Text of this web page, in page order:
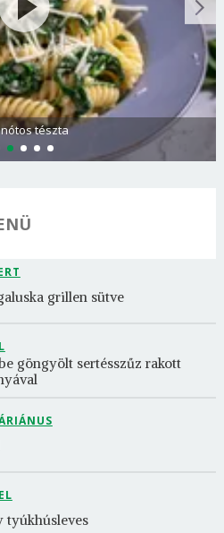
paradicsomsaláta
grillen sütve
göngyölt sertésszűz rakott
tyúkhúsleves